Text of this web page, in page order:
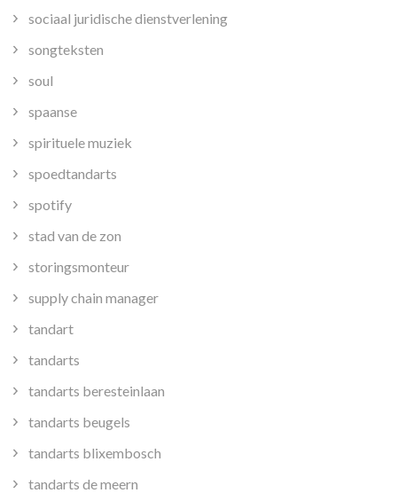
sociaal juridische dienstverlening
songteksten
soul
spaanse
spirituele muziek
spoedtandarts
spotify
stad van de zon
storingsmonteur
supply chain manager
tandart
tandarts
tandarts beresteinlaan
tandarts beugels
tandarts blixembosch
tandarts de meern